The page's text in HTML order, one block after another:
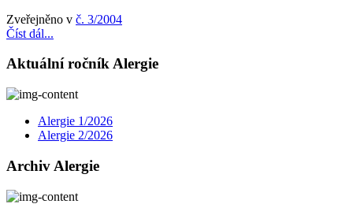
Zveřejněno v č. 3/2004
Číst dál...
Aktuální ročník Alergie
Alergie 1/2026
Alergie 2/2026
Archiv Alergie